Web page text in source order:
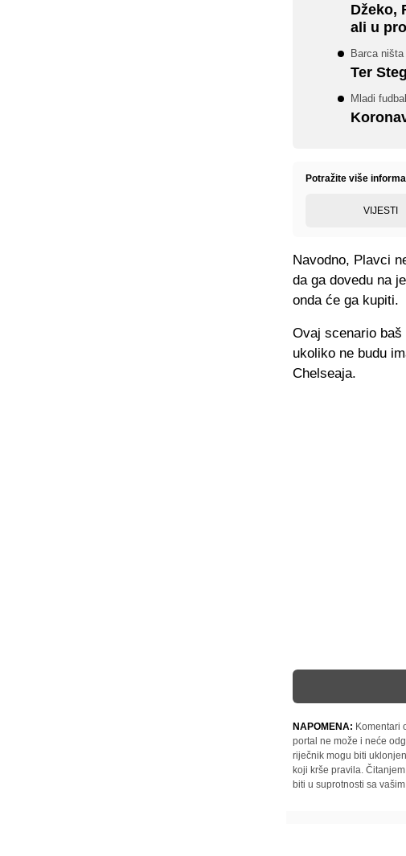
Džeko,
ali u
Barca
Ter
Mladi
Potražite više
VIJESTI
Navodno, Plavci
da ga dovedu na
onda će ga kupiti.
Ovaj scenario
ukoliko ne budu
Chelseaja.
NAPOMENA: Komentari
portal ne može i neće
riječnik mogu biti
koji krše pravila.
biti u suprotnosti sa